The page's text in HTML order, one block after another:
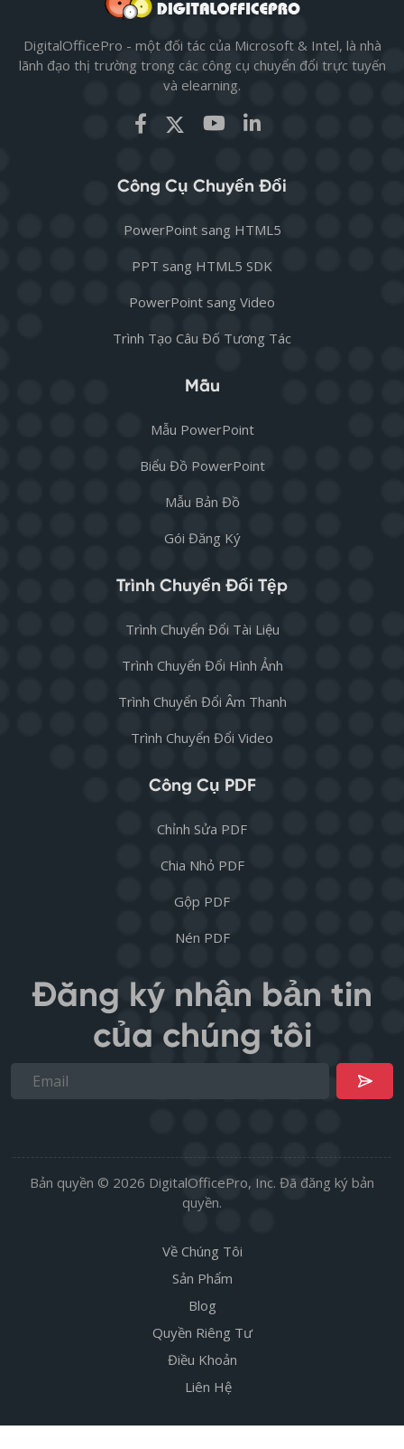
DigitalOfficePro - một đối tác của Microsoft & Intel, là nhà
lãnh đạo thị trường trong các công cụ chuyển đổi trực tuyến
và elearning.
Công Cụ Chuyển Đổi
PowerPoint sang HTML5
PPT sang HTML5 SDK
PowerPoint sang Video
Trình Tạo Câu Đố Tương Tác
Mẫu
Mẫu PowerPoint
Biểu Đồ PowerPoint
Mẫu Bản Đồ
Gói Đăng Ký
Trình Chuyển Đổi Tệp
Trình Chuyển Đổi Tài Liệu
Trình Chuyển Đổi Hình Ảnh
Trình Chuyển Đổi Âm Thanh
Trình Chuyển Đổi Video
Công Cụ PDF
Chỉnh Sửa PDF
Chia Nhỏ PDF
Gộp PDF
Nén PDF
Đăng ký nhận bản tin
của chúng tôi
Bản quyền © 2026 DigitalOfficePro, Inc. Đã đăng ký bản
quyền.
Về Chúng Tôi
Sản Phẩm
Blog
Quyền Riêng Tư
Điều Khoản
Liên Hệ